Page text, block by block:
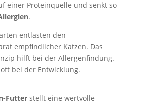
einer Proteinquelle und senkt so
.
entlasten den
empfindlicher Katzen. Das
hilft bei der Allergenfindung.
bei der Entwicklung.
Futterstellt eine wertvolle